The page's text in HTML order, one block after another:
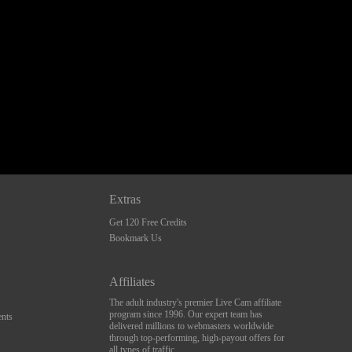
Extras
Get 120 Free Credits
Bookmark Us
Affiliates
The adult industry's premier Live Cam affiliate
program since 1996. Our expert team has
delivered millions to webmasters worldwide
through top-performing, high-payout offers for
all types of traffic.